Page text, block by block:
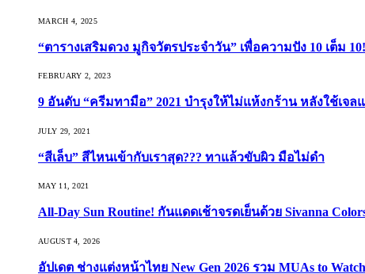
MARCH 4, 2025
“ตารางเสริมดวง มูกิจวัตรประจำวัน” เพื่อความปัง 10 เต็ม 10!
FEBRUARY 2, 2023
9 อันดับ “ครีมทามือ” 2021 บำรุงให้ไม่แห้งกร้าน หลังใช้เจล
JULY 29, 2021
“สีเล็บ” สีไหนเข้ากับเราสุด??? ทาแล้วขับผิว มือไม่ดำ
MAY 11, 2021
All-Day Sun Routine! กันแดดเช้าจรดเย็นด้วย Sivanna
AUGUST 4, 2026
อัปเดต ช่างแต่งหน้าไทย New Gen 2026 รวม MUAs to